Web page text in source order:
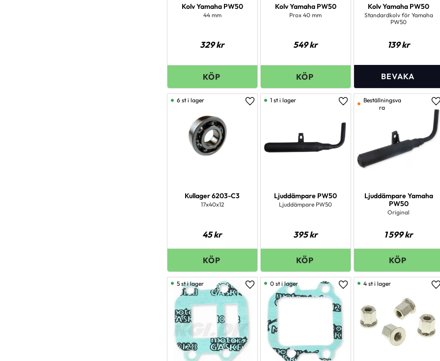
Kolv Yamaha PW50
44 mm
329kr
Kolv Yamaha PW50
Prox 40 mm
549kr
Kolv Yamaha PW50
Standardkolv för Yamaha
PW50
139kr
Kullager 6203-C3
17x40x12
45kr
Lägg till i favoriter
6 st i lager
Ljuddämpare PW50
Ljuddämpare PW50
395kr
Lägg till i favoriter
1 st i lager
Ljuddämpare Yamaha
PW50
Original
1 599kr
Beställningsva
ra
Lägg till i favoriter
5 st i lager
Lägg till i favoriter
0 st i lager 4 st i lager